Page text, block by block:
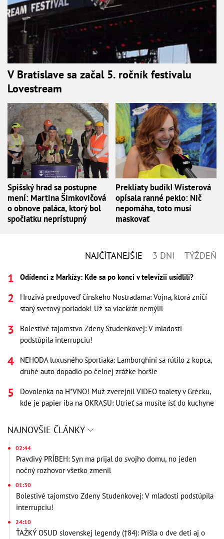
V Bratislave sa začal 5. ročník festivalu
Lovestream
Spišský hrad sa postupne
mení: Martina Šimkovičová
o obnove paláca, ktorý bol
spočiatku neprístupný
Prekliaty budík! Wisterová
opísala ranné peklo: Nič
nepomáha, toto musí
maskovať
NAJČÍTANEJŠIE 3 DNI TÝŽDEŇ
Odídenci z Markízy: Kde sa po konci v televízii usídlili?
Hrozivá predpoveď čínskeho Nostradama: Vojna, ktorá zničí
starý svetový poriadok! Už sa viackrát nemýlil
Bolestivé tajomstvo Zdeny Studenkovej: V mladosti
podstúpila interrupciu!
NEHODA luxusného športiaka: Lamborghini sa rútilo z kopca,
druhé auto dopadlo po čelnej zrážke horšie
Dovolenka na H*VNO! Muž zverejnil VIDEO toalety v Grécku,
kde je papier iba na OKRASU: Utrieť sa musíte ísť do kuchyne
NAJNOVŠIE ČLÁNKY
02:44
Pravdivý PRÍBEH: Syn ma prijal do svojho domu, no jeden
nočný rozhovor všetko zmenil
01:30
Bolestivé tajomstvo Zdeny Studenkovej: V mladosti podstúpila
interrupciu!
24:10
ŤAŽKÝ OSUD slovenskej legendy (†84): Prišla o dve deti aj o